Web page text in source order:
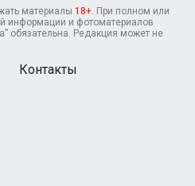
материалы 18+ . При полном или
информации и фотоматериалов
обязательна. Редакция может не
Контакты